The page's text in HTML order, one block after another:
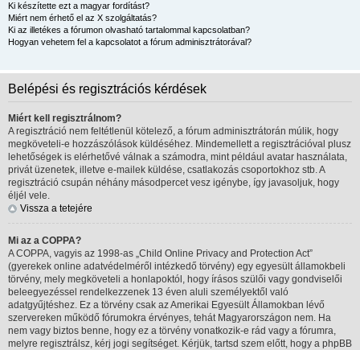
Ki készítette ezt a magyar fordítást?
Miért nem érhető el az X szolgáltatás?
Ki az illetékes a fórumon olvasható tartalommal kapcsolatban?
Hogyan vehetem fel a kapcsolatot a fórum adminisztrátorával?
Belépési és regisztrációs kérdések
Miért kell regisztrálnom?
A regisztráció nem feltétlenül kötelező, a fórum adminisztrátorán múlik, hogy
megköveteli-e hozzászólások küldéséhez. Mindemellett a regisztrációval plusz
lehetőségek is elérhetővé válnak a számodra, mint például avatar használata,
privát üzenetek, illetve e-mailek küldése, csatlakozás csoportokhoz stb. A
regisztráció csupán néhány másodpercet vesz igénybe, így javasoljuk, hogy
éljél vele.
Vissza a tetejére
Mi az a COPPA?
A COPPA, vagyis az 1998-as „Child Online Privacy and Protection Act”
(gyerekek online adatvédelméről intézkedő törvény) egy egyesült államokbeli
törvény, mely megköveteli a honlapoktól, hogy írásos szülői vagy gondviselői
beleegyezéssel rendelkezzenek 13 éven aluli személyektől való
adatgyűjtéshez. Ez a törvény csak az Amerikai Egyesült Államokban lévő
szervereken működő fórumokra érvényes, tehát Magyarországon nem. Ha
nem vagy biztos benne, hogy ez a törvény vonatkozik-e rád vagy a fórumra,
melyre regisztrálsz, kérj jogi segítséget. Kérjük, tartsd szem előtt, hogy a phpBB